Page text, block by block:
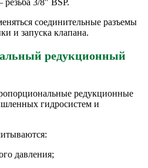
3/8″ BSP.
соединительные разъемы
и запуска клапана.
редукционный
редукционные
гидросистем и
давления;